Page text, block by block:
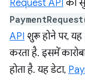
Request API की
API शुरू होने पर, यह
करता है. इसमें
होता है. यह डेटा,